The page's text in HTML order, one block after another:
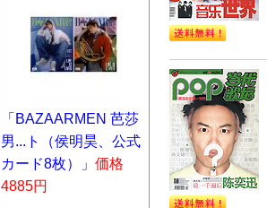
「BAZAARMEN 芭莎
男...ト（侯明昊、公式
カード8枚）」 価格
4885円